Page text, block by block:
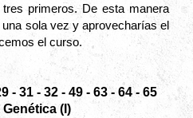
primeros. De esta manera
sola vez y aprovecharías el
el curso.
- 31 - 32 - 49 - 63 - 64 - 65
(I)